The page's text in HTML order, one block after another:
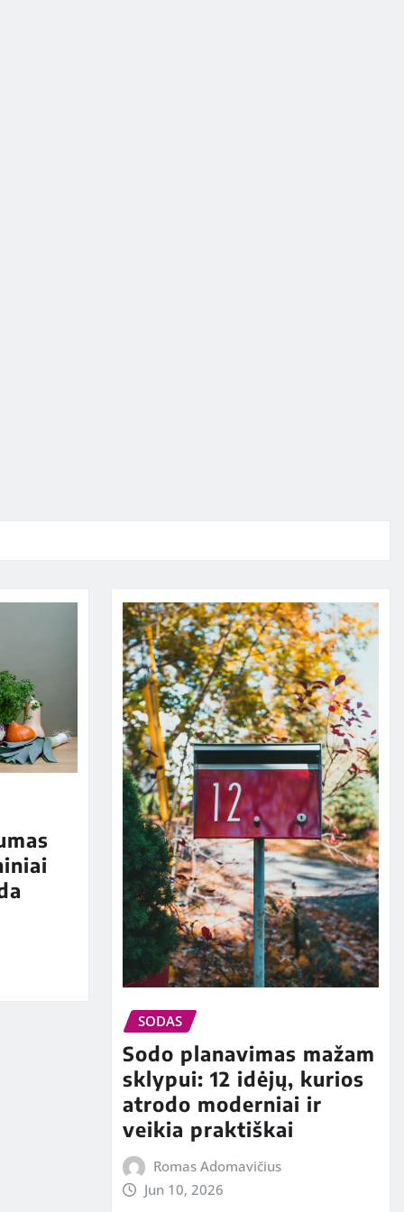
SODAS
Sodo planavimas mažam
sklypui: 12 idėjų, kurios
atrodo moderniai ir
veikia praktiškai
Romas Adomavičius
Jun 10, 2026